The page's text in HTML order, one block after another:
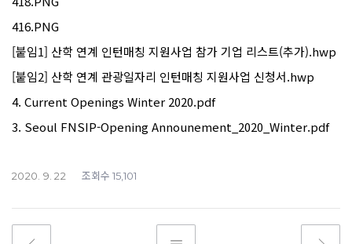
416.PNG
[붙임1] 산학 연계 인턴매칭 지원사업 참가 기업 리스트(추가).hwp
[붙임2] 산학 연계 관광일자리 인턴매칭 지원사업 신청서.hwp
4. Current Openings Winter 2020.pdf
3. Seoul FNSIP-Opening Announement_2020_Winter.pdf
2020. 9. 22 조회수 15,101